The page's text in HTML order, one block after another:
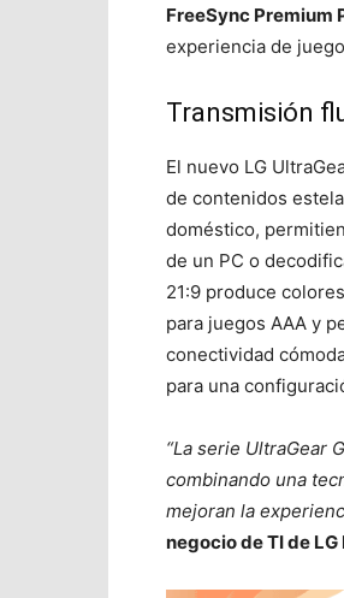
FreeSync Premium
experiencia de
Transmisión
El nuevo LG
de contenidos
doméstico,
de un PC o
21:9 produce
para juegos AAA y
conectividad
para una
“La serie UltraGear
combinando una
mejoran la
negocio de TI de